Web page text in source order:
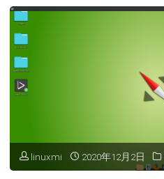
5.11
认
linuxmi 2020年12月2日